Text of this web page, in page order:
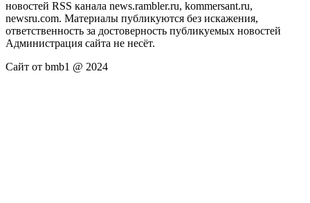
новостей RSS канала news.rambler.ru, kommersant.ru,
newsru.com. Материалы публикуются без искажения,
ответственность за достоверность публикуемых новостей
Администрация сайта не несёт.
Сайт от bmb1 @ 2024